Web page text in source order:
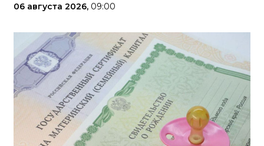
06 августа 2026, 09:00